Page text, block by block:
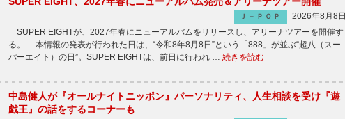
Ｊ－ＰＯＰ
2026年8月8日
SUPER EIGHTが、2027年春にニューアルバムをリリースし、アリーナツアーを開催す
る。 本情報の発表が行われた日は、“令和8年8月8日”という「888」が並ぶ“超八（スー
パーエイト）の日”。SUPER EIGHTは、前日に行われ … 続きを読む
中島健人が『オールナイトニッポン』パーソナリティ、人生相談を受け『遊
戯王』の話をするコーナーも